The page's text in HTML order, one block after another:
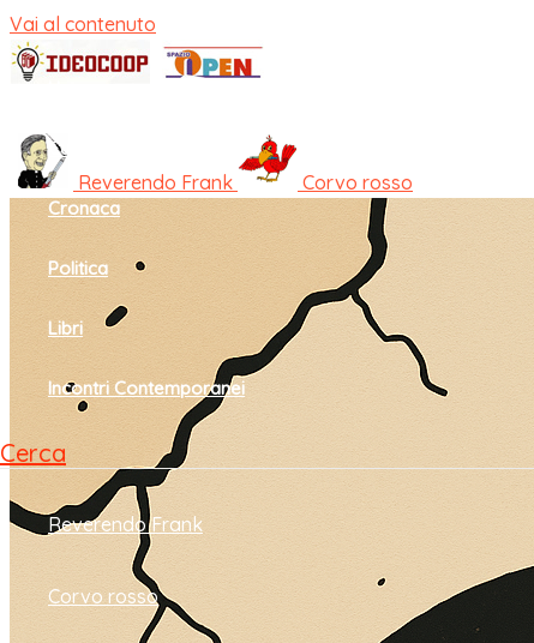
Vai al contenuto
Cultura e società
Cronaca
Politica
Libri
Incontri Contemporanei
Cerca
Reverendo Frank
Corvo rosso
Reverendo Frank Corvo rosso